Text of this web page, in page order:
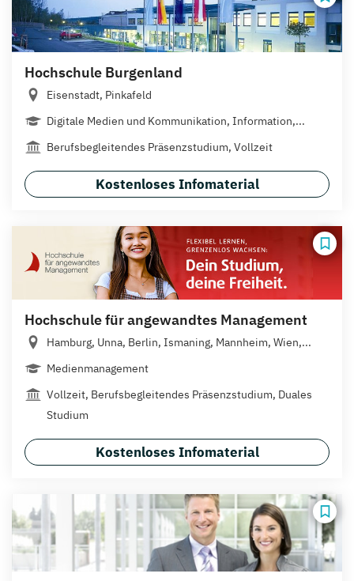
Hochschule Burgenland
Eisenstadt, Pinkafeld
Digitale Medien und Kommunikation, Information,...
Berufsbegleitendes Präsenzstudium, Vollzeit
Kostenloses Infomaterial
Hochschule für angewandtes Management
Hamburg, Unna, Berlin, Ismaning, Mannheim, Wien,...
Medienmanagement
Vollzeit, Berufsbegleitendes Präsenzstudium, Duales
Studium
Kostenloses Infomaterial